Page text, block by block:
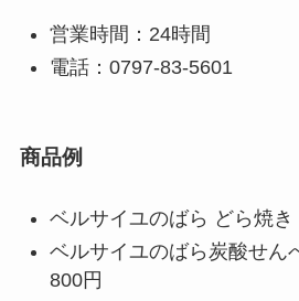
営業時間：24時間
電話：0797-83-5601
商品例
ベルサイユのばら どら焼き
ベルサイユのばら炭酸せん
800円